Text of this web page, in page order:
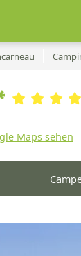
Maps sehen